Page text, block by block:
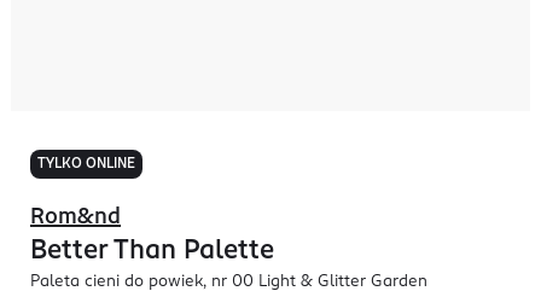
TYLKO ONLINE
Rom&nd
Better Than Palette
Paleta cieni do powiek, nr 00 Light & Glitter Garden